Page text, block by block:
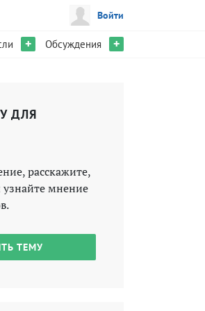
Войти
+ Обсуждения +
ДЛЯ
расскажите,
узнайте мнение
ТЕМУ